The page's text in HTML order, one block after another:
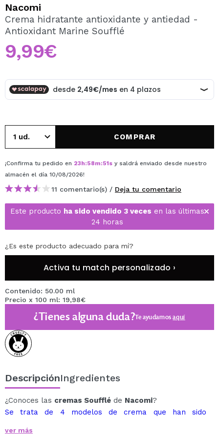
Al crear una cuenta en Maquillalia.com podrás realizar
tus compras rápidamente, revisar el estado de tus
Nacomi
Crema hidratante antioxidante y antiedad -
Antioxidant Marine Soufflé
9,99€
COMPRAR
¡Confirma tu pedido en 23h:58m:51s y saldrá enviado desde nuestro
almacén el día 10/08/2026!
11 comentario(s) / Deja tu comentario
Este producto ha sido vendido 3 veces en las últimas
24 horas
¿Es este producto adecuado para mí?
Activa tu match personalizado ›
Contenido: 50.00 ml
Precio x 100 ml: 19,98€
¿Tienes alguna duda?Te ayudamosaquí
DescripciónIngredientes
¿Conoces las cremas Soufflé de Nacomi?
Se trata de 4 modelos de crema que han sido
específicas diferentes.
ver más